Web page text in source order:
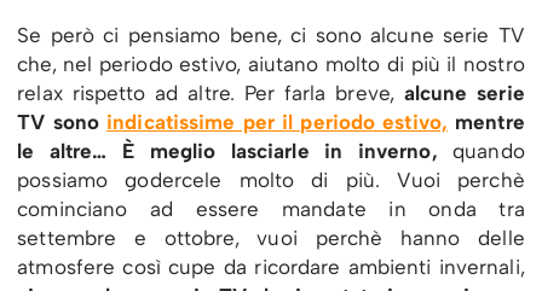
Se però ci pensiamo bene, ci sono alcune serie TV
che, nel periodo estivo, aiutano molto di più il nostro
relax rispetto ad altre. Per farla breve, alcune serie
TV sono indicatissime per il periodo estivo, mentre
le altre… È meglio lasciarle in inverno, quando
possiamo godercele molto di più. Vuoi perchè
cominciano ad essere mandate in onda tra
settembre e ottobre, vuoi perchè hanno delle
atmosfere così cupe da ricordare ambienti invernali,